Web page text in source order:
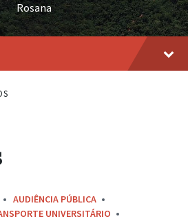
Rosana
AUDIÊNCIA PÚBLICA
UNIVERSITÁRIO